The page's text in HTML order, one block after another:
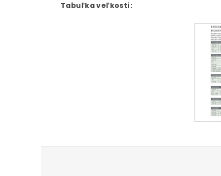
Tabuľka veľkostí: